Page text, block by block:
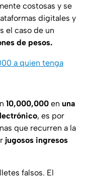
costosas y se
digitales y
el caso de un
de pesos.
a quien tenga
10,000,000 en una
, es por
que recurren a la
jugosos ingresos
falsos. El